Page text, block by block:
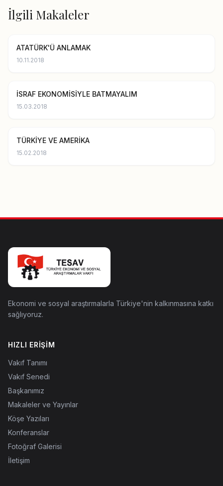
İlgili Makaleler
ATATÜRK'Ü ANLAMAK
10.11.2018
İSRAF EKONOMİSİYLE BATMAYALIM
15.03.2018
TÜRKİYE VE AMERİKA
15.02.2018
Ekonomi ve sosyal araştırmalarla Türkiye'nin kalkınmasına katkı
sağlıyoruz.
HIZLI ERIŞIM
Vakıf Tanımı
Vakıf Senedi
Başkanımız
Makaleler ve Yayınlar
Köşe Yazıları
Konferanslar
Fotoğraf Galerisi
İletişim